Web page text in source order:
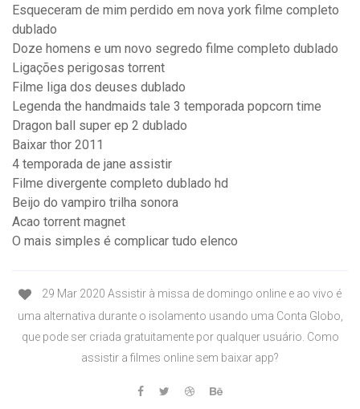
Esqueceram de mim perdido em nova york filme completo
dublado
Doze homens e um novo segredo filme completo dublado
Ligações perigosas torrent
Filme liga dos deuses dublado
Legenda the handmaids tale 3 temporada popcorn time
Dragon ball super ep 2 dublado
Baixar thor 2011
4 temporada de jane assistir
Filme divergente completo dublado hd
Beijo do vampiro trilha sonora
Acao torrent magnet
O mais simples é complicar tudo elenco
29 Mar 2020 Assistir à missa de domingo online e ao vivo é
uma alternativa durante o isolamento usando uma Conta Globo,
que pode ser criada gratuitamente por qualquer usuário. Como
assistir a filmes online sem baixar app?